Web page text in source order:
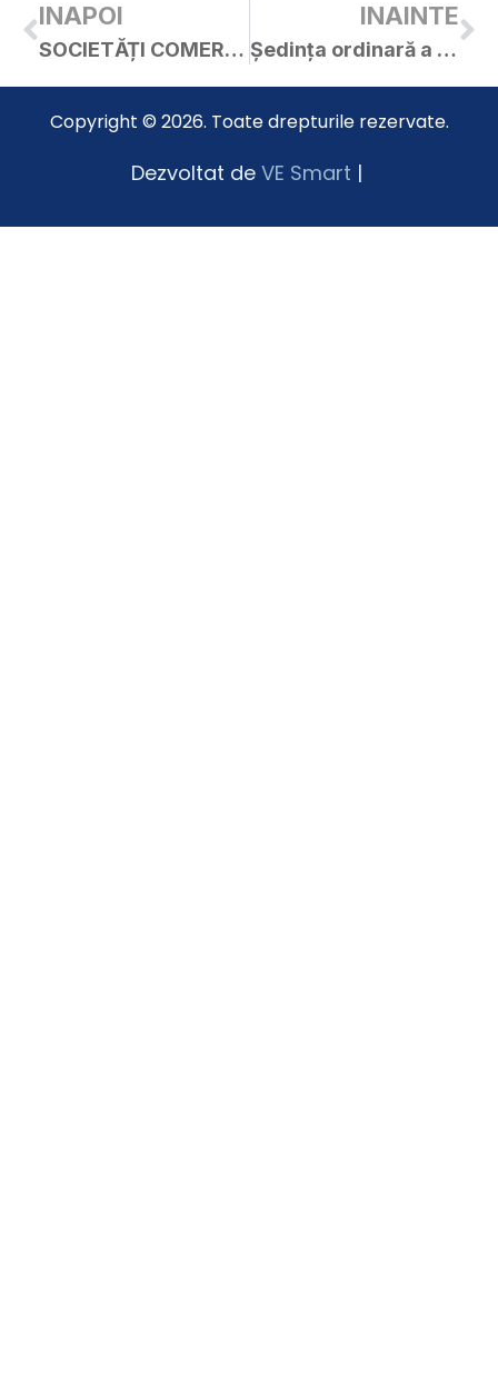
INAPOI
SOCIETĂȚI COMERCIALE CARE ASIGURĂ TRANSPORTUL LA DOMICILIU DE ALIMENTE DE BAZĂ ȘI ALTE PRODUSE ALIMENTARE – CURTICI
INAINTE
Ședința ordinară a C.L. Curtici din 27.03.2020
Copyright © 2026. Toate drepturile rezervate.
Dezvoltat de VE Smart |